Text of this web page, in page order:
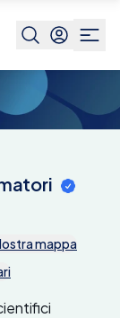
mappa